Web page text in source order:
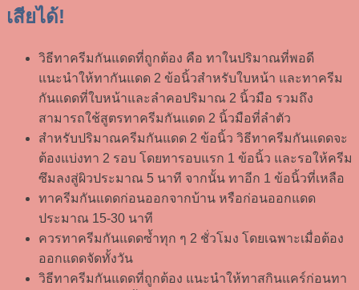
เสียได้!
วิธีทาครีมกันแดดที่ถูกต้อง คือ ทาในปริมาณที่พอดี
แนะนำให้ทากันแดด 2 ข้อนิ้วสำหรับใบหน้า และทาครีม
กันแดดที่ใบหน้าและลำคอปริมาณ 2 นิ้วมือ รวมถึง
สามารถใช้สูตรทาครีมกันแดด 2 นิ้วมือที่ลำตัว
สำหรับปริมาณครีมกันแดด 2 ข้อนิ้ว วิธีทาครีมกันแดดจะ
ต้องแบ่งทา 2 รอบ โดยทารอบแรก 1 ข้อนิ้ว และรอให้ครีม
ซึมลงสู่ผิวประมาณ 5 นาที จากนั้น ทาอีก 1 ข้อนิ้วที่เหลือ
ทาครีมกันแดดก่อนออกจากบ้าน หรือก่อนออกแดด
ประมาณ 15-30 นาที
ควรทาครีมกันแดดซ้ำทุก ๆ 2 ชั่วโมง โดยเฉพาะเมื่อต้อง
ออกแดดจัดทั้งวัน
วิธีทาครีมกันแดดที่ถูกต้อง แนะนำให้ทาสกินแคร์ก่อนทา